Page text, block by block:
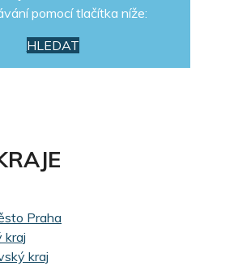
pomocí tlačítka níže:
HLEDAT
Praha
kraj
kraj